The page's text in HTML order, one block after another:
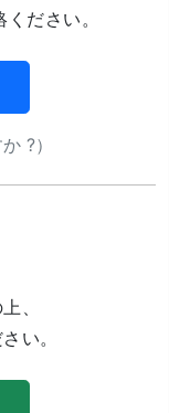
ださい。
?）
、
い。